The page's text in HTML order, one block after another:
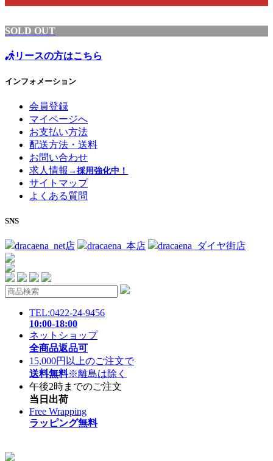
SOLD OUT
リースの方はこちら
インフォメーション
会員登録
マイページへ
お支払い方法
配送方法・送料
お問い合わせ
求人情報 →採用強化中！
サイトマップ
よくある質問
SNS
dracaena_net店 dracaena_本店 dracaena_ダイヤ街店
TEL:0422-24-9456
10:00-18:00
ネットショップ
全商品返品可
15,000円以上のご注文で
送料無料※離島は除く
午後2時までのご注文
当日出荷
Free Wrapping
ラッピング無料